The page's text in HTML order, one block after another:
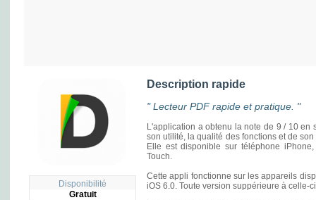
Disponibilité
Gratuit
Description rapide
" Lecteur PDF rapide et pratique. "
L'application a obtenu la note de 9 / 10 en
son utilité, la qualité des fonctions et de
Elle est disponible sur téléphone
Touch.
Cette appli fonctionne sur les appareils
iOS 6.0. Toute version suppérieure à celle-